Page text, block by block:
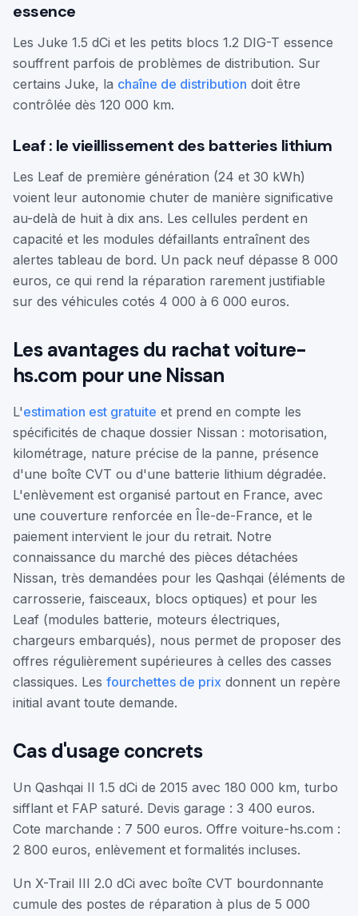
essence
Les Juke 1.5 dCi et les petits blocs 1.2 DIG-T essence
souffrent parfois de problèmes de distribution. Sur
certains Juke, la chaîne de distribution doit être
contrôlée dès 120 000 km.
Leaf : le vieillissement des batteries lithium
Les Leaf de première génération (24 et 30 kWh)
voient leur autonomie chuter de manière significative
au-delà de huit à dix ans. Les cellules perdent en
capacité et les modules défaillants entraînent des
alertes tableau de bord. Un pack neuf dépasse 8 000
euros, ce qui rend la réparation rarement justifiable
sur des véhicules cotés 4 000 à 6 000 euros.
Les avantages du rachat voiture-
hs.com pour une Nissan
L'estimation est gratuite et prend en compte les
spécificités de chaque dossier Nissan : motorisation,
kilométrage, nature précise de la panne, présence
d'une boîte CVT ou d'une batterie lithium dégradée.
L'enlèvement est organisé partout en France, avec
une couverture renforcée en Île-de-France, et le
paiement intervient le jour du retrait. Notre
connaissance du marché des pièces détachées
Nissan, très demandées pour les Qashqai (éléments de
carrosserie, faisceaux, blocs optiques) et pour les
Leaf (modules batterie, moteurs électriques,
chargeurs embarqués), nous permet de proposer des
offres régulièrement supérieures à celles des casses
classiques. Les fourchettes de prix donnent un repère
initial avant toute demande.
Cas d'usage concrets
Un Qashqai II 1.5 dCi de 2015 avec 180 000 km, turbo
sifflant et FAP saturé. Devis garage : 3 400 euros.
Cote marchande : 7 500 euros. Offre voiture-hs.com :
2 800 euros, enlèvement et formalités incluses.
Un X-Trail III 2.0 dCi avec boîte CVT bourdonnante
cumule des postes de réparation à plus de 5 000